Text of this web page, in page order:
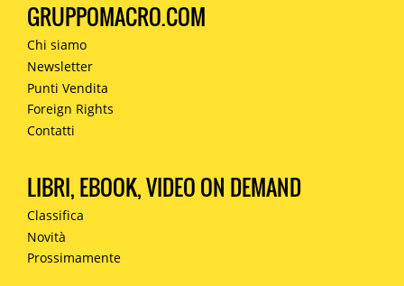
GRUPPOMACRO.COM
Chi siamo
Newsletter
Punti Vendita
Foreign Rights
Contatti
LIBRI, EBOOK, VIDEO ON DEMAND
Classifica
Novità
Prossimamente